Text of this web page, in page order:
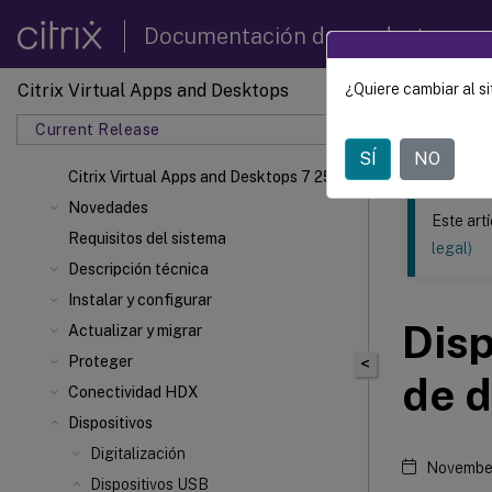
Documentación de productos
Citrix Virtual Apps and Desktops
Current Release
Citrix Virtual Apps and Desktops 7 2511
Novedades
Requisitos del sistema
Descripción técnica
Instalar y configurar
Actualizar y migrar
Proteger
Conectividad HDX
Dispositivos
Digitalización
Dispositivos USB
Este
Citrix
<
Este
legal)
de
¿Quiere cambiar al
SÍ NO